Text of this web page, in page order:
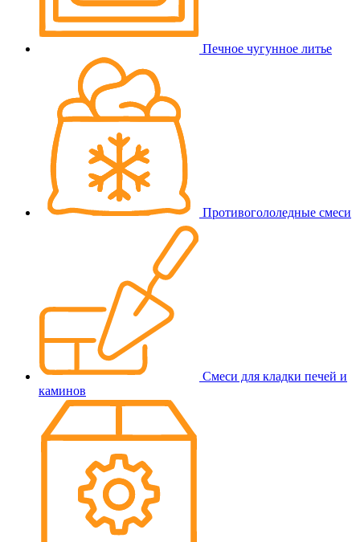
Печное чугунное литье
Противогололедные смеси
Смеси для кладки печей и
каминов